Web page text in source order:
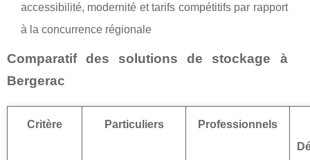
accessibilité, modernité et tarifs compétitifs par rapport
à la concurrence régionale
Comparatif des solutions de stockage à
Bergerac
Critère Particuliers
Professionnels